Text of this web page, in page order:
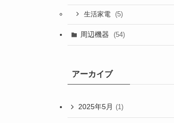
生活家電 (5)
周辺機器 (54)
アーカイブ
2025年5月 (1)